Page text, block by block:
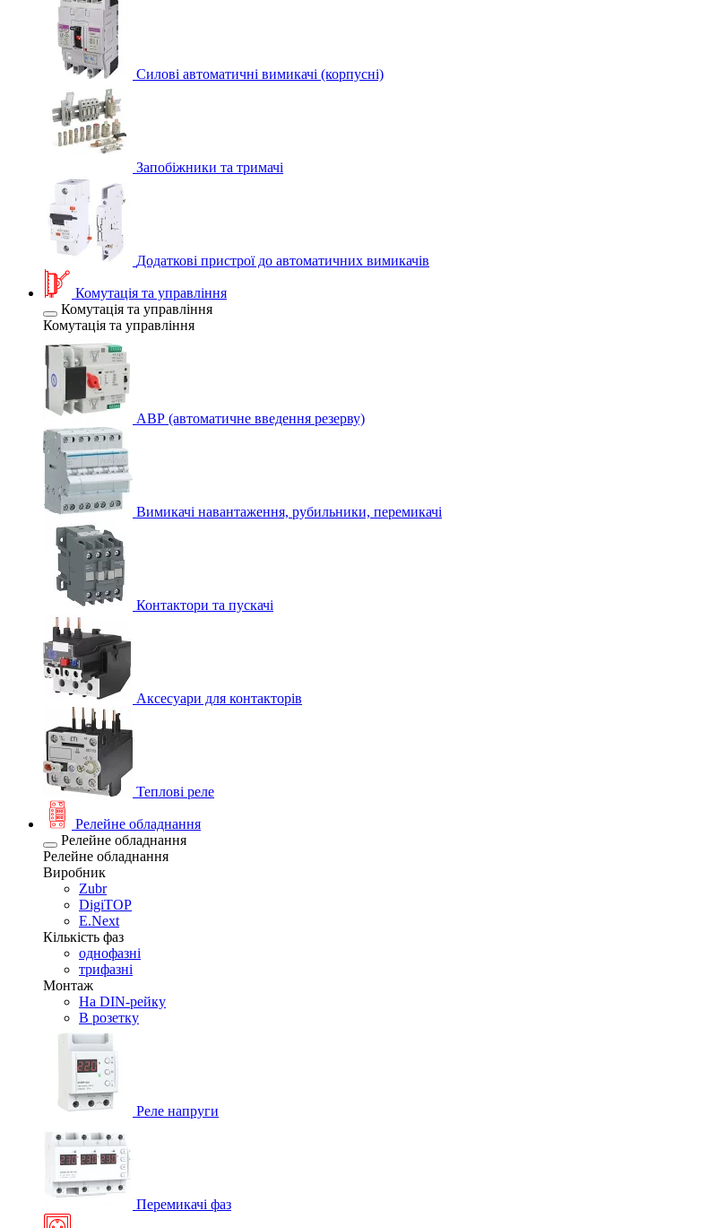
Силові автоматичні вимикачі (корпусні)
Запобіжники та тримачі
Додаткові пристрої до автоматичних вимикачів
Комутація та управління
Комутація та управління
Комутація та управління
АВР (автоматичне введення резерву)
Вимикачі навантаження, рубильники, перемикачі
Контактори та пускачі
Аксесуари для контакторів
Теплові реле
Релейне обладнання
Релейне обладнання
Релейне обладнання
Виробник
Zubr
DigiTOP
E.Next
Кількість фаз
однофазні
трифазні
Монтаж
На DIN-рейку
В розетку
Реле напруги
Перемикачі фаз